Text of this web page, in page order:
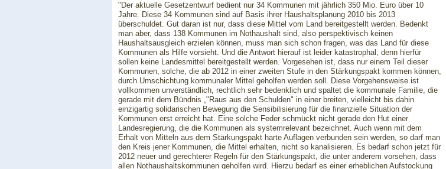
"Der aktuelle Gesetzentwurf bedient nur 34 Kommunen mit jährlich 350 Mio. Euro über 10
Jahre. Diese 34 Kommunen sind auf Basis ihrer Haushaltsplanung 2010 bis 2013
überschuldet. Gut daran ist nur, dass diese Mittel vom Land bereitgestellt werden. Bedenkt
man aber, dass 138 Kommunen im Nothaushalt sind, also perspektivisch keinen
Haushaltsausgleich erzielen können, muss man sich schon fragen, was das Land für diese
Kommunen als Hilfe vorsieht. Und die Antwort hierauf ist leider katastrophal, denn hierfür
sollen keine Landesmittel bereitgestellt werden. Vorgesehen ist, dass nur einem Teil dieser
Kommunen, solche, die ab 2012 in einer zweiten Stufe in den Stärkungspakt kommen können,
durch Umschichtung kommunaler Mittel geholfen werden soll. Diese Vorgehensweise ist
vollkommen unverständlich, rechtlich sehr bedenklich und spaltet die kommunale Familie, die
gerade mit dem Bündnis „"Raus aus den Schulden" in einer breiten, vielleicht bis dahin
einzigartig solidarischen Bewegung die Sensibilisierung für die finanzielle Situation der
Kommunen erst erreicht hat. Eine solche Feder schmückt nicht gerade den Hut einer
Landesregierung, die die Kommunen als systemrelevant bezeichnet. Auch wenn mit dem
Erhalt von Mitteln aus dem Stärkungspakt harte Auflagen verbunden sein werden, so darf man
den Kreis jener Kommunen, die Mittel erhalten, nicht so kanalisieren. Es bedarf schon jetzt für
2012 neuer und gerechterer Regeln für den Stärkungspakt, die unter anderem vorsehen, dass
allen Nothaushaltskommunen geholfen wird. Hierzu bedarf es einer erheblichen Aufstockung